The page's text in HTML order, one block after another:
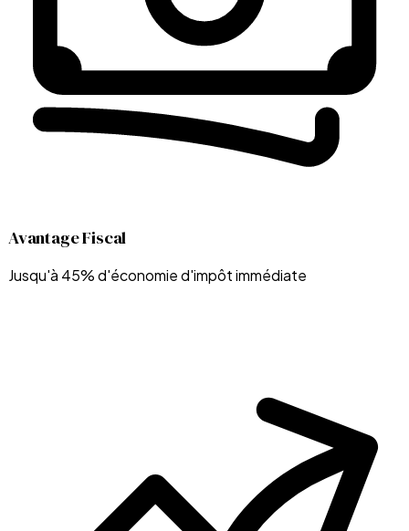
Avantage Fiscal
Jusqu'à 45% d'économie d'impôt immédiate